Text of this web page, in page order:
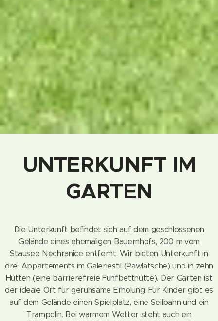
UNTERKUNFT IM
GARTEN
Die Unterkunft befindet sich auf dem geschlossenen
Gelände eines ehemaligen Bauernhofs, 200 m vom
Stausee Nechranice entfernt. Wir bieten Unterkunft in
drei Appartements im Galeriestil (Pawlatsche) und in zehn
Hütten (eine barrierefreie Fünfbetthütte). Der Garten ist
der ideale Ort für geruhsame Erholung. Für Kinder gibt es
auf dem Gelände einen Spielplatz, eine Seilbahn und ein
Trampolin. Bei warmem Wetter steht auch ein